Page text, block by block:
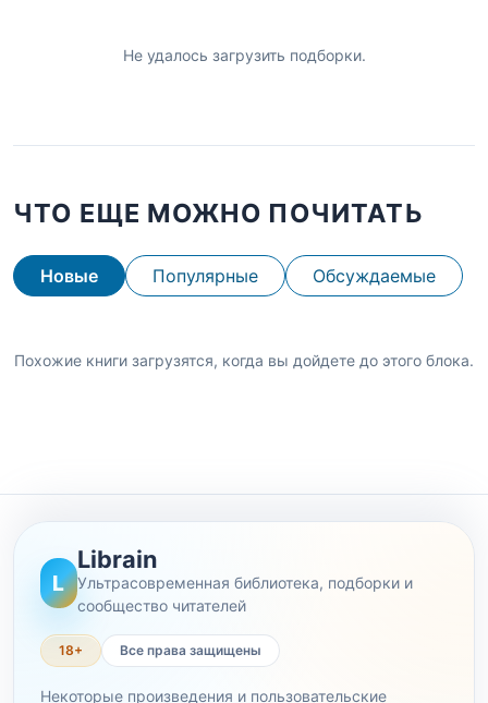
Не удалось загрузить подборки.
ЧТО ЕЩЕ МОЖНО ПОЧИТАТЬ
Новые Популярные Обсуждаемые
Похожие книги загрузятся, когда вы дойдете до этого блока.
L
Librain
Ультрасовременная библиотека, подборки и
сообщество читателей
18+ Все права защищены
Некоторые произведения и пользовательские